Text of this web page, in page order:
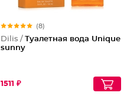
(8)
Dilis / Туалетная вода Unique
sunny
1511 ₽